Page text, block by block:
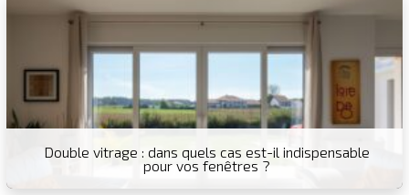
Double vitrage : dans quels cas est-il indispensable
pour vos fenêtres ?